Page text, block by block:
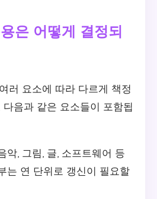
은 어떻게 결정되
러 요소에 따라 다르게 책정
음과 같은 요소들이 포함됩
악, 그림, 글, 소프트웨어 등
는 연 단위로 갱신이 필요할